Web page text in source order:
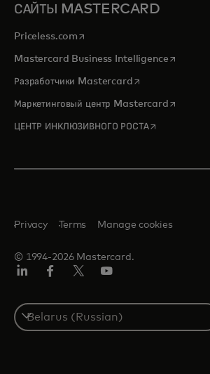
САЙТЫ MASTERCARD
Priceless.com opens in a new tab
Mastercard Business Intelligenceopens in
Разработчики Mastercardopens in a new
Маркетинговый центр Mastercardopens in
ЦЕНТР ИНКЛЮЗИВНОГО РОСТАopens in a
© 1994-2026 Mastercard.
Privacy Terms Manage cookies
Select
a
country
Twitter)